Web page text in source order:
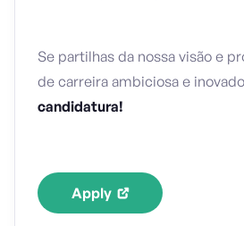
Se partilhas da nossa visão e
de carreira ambiciosa e
candidatura!
Apply